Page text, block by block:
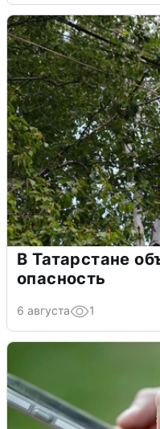
В Татарстане
опасность
6 августа 1